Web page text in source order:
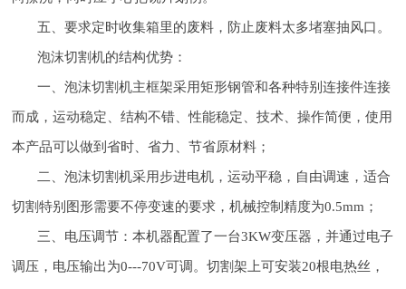
五、要求定时收集箱里的废料，防止废料太多堵塞抽风口。
泡沫切割机的结构优势：
一、泡沫切割机主框架采用矩形钢管和各种特别连接件连接
而成，运动稳定、结构不错、性能稳定、技术、操作简便，使用
本产品可以做到省时、省力、节省原材料；
二、泡沫切割机采用步进电机，运动平稳，自由调速，适合
切割特别图形需要不停变速的要求，机械控制精度为0.5mm；
三、电压调节：本机器配置了一台3KW变压器，并通过电子
调压，电压输出为0---70V可调。切割架上可安装20根电热丝，